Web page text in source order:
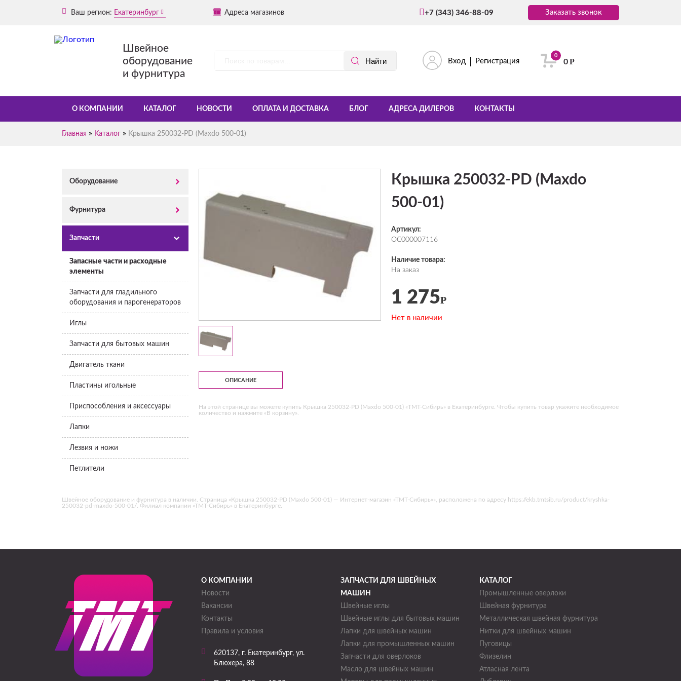
Ваш регион: Екатеринбург Адреса магазинов +7 (343) 346-88-09 Заказать звонок
Швейное
оборудование
и фурнитура
Вход Регистрация
0
0Р
О КОМПАНИИ КАТАЛОГ НОВОСТИ ОПЛАТА И ДОСТАВКА БЛОГ АДРЕСА ДИЛЕРОВ КОНТАКТЫ
Главная » Каталог » Крышка 250032-PD (Maxdo 500-01)
Оборудование
Фурнитура
Запчасти
Запасные части и расходные
элементы
Запчасти для гладильного
оборудования и парогенераторов
Иглы
Запчасти для бытовых машин
Двигатель ткани
Пластины игольные
Приспособления и аксессуары
Лапки
Лезвия и ножи
Петлители
Крышка 250032-PD (Maxdo
500-01)
Артикул:
ОС000007116
Наличие товара:
На заказ
1 275Р
Нет в наличии
ОПИСАНИЕ
На этой странице вы можете купить Крышка 250032-PD (Maxdo 500-01) «ТМТ-Сибирь» в Екатеринбурге. Чтобы купить товар укажите необходимое
количество и нажмите «В корзину».
Швейное оборудование и фурнитура в наличии. Страница «Крышка 250032-PD (Maxdo 500-01) — Интернет-магазин «ТМТ-Сибирь»», расположена по адресу https://ekb.tmtsib.ru/product/kryshka-
250032-pd-maxdo-500-01/. Филиал компании «ТМТ-Сибирь» в Екатеринбурге.
О КОМПАНИИ
Новости
Вакансии
Контакты
Правила и условия
620137, г. Екатеринбург, ул.
Блюхера, 88
ЗАПЧАСТИ ДЛЯ ШВЕЙНЫХ
МАШИН
Швейные иглы
Швейные иглы для бытовых машин
Лапки для швейных машин
Лапки для промышленных машин
Запчасти для оверлоков
Масло для швейных машин
КАТАЛОГ
Промышленные оверлоки
Швейная фурнитура
Металлическая швейная фурнитура
Нитки для швейных машин
Пуговицы
Флизелин
Атласная лента